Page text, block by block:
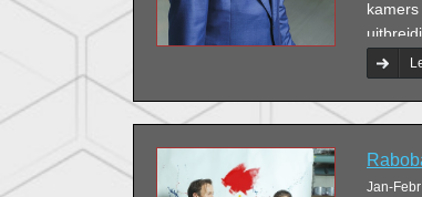
zijn,
beste
Jan-